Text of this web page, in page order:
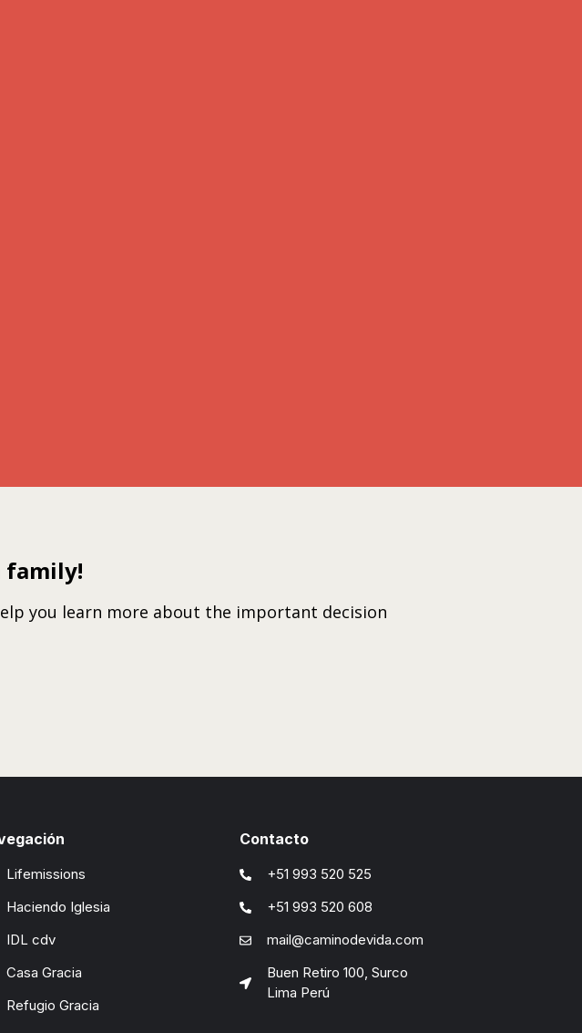
family!
you learn more about the important decision
Lifemissions
Haciendo Iglesia
IDL cdv
Casa Gracia
Refugio Gracia
Contacto
+51 993 520 525
+51 993 520 608
mail@caminodevida.com
Buen Retiro 100, Surco
Lima Perú